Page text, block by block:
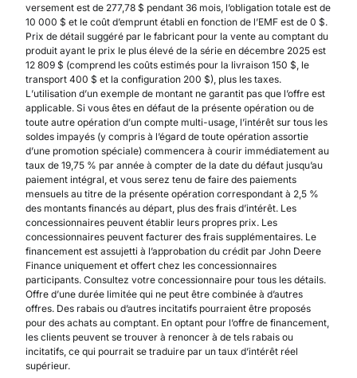
versement est de 277,78 $ pendant 36 mois, l’obligation totale est de
10 000 $ et le coût d’emprunt établi en fonction de l’EMF est de 0 $.
Prix de détail suggéré par le fabricant pour la vente au comptant du
produit ayant le prix le plus élevé de la série en décembre 2025 est
12 809 $ (comprend les coûts estimés pour la livraison 150 $, le
transport 400 $ et la configuration 200 $), plus les taxes.
L’utilisation d’un exemple de montant ne garantit pas que l’offre est
applicable. Si vous êtes en défaut de la présente opération ou de
toute autre opération d’un compte multi-usage, l’intérêt sur tous les
soldes impayés (y compris à l’égard de toute opération assortie
d’une promotion spéciale) commencera à courir immédiatement au
taux de 19,75 % par année à compter de la date du défaut jusqu’au
paiement intégral, et vous serez tenu de faire des paiements
mensuels au titre de la présente opération correspondant à 2,5 %
des montants financés au départ, plus des frais d’intérêt. Les
concessionnaires peuvent établir leurs propres prix. Les
concessionnaires peuvent facturer des frais supplémentaires. Le
financement est assujetti à l’approbation du crédit par John Deere
Finance uniquement et offert chez les concessionnaires
participants. Consultez votre concessionnaire pour tous les détails.
Offre d’une durée limitée qui ne peut être combinée à d’autres
offres. Des rabais ou d’autres incitatifs pourraient être proposés
pour des achats au comptant. En optant pour l’offre de financement,
les clients peuvent se trouver à renoncer à de tels rabais ou
incitatifs, ce qui pourrait se traduire par un taux d’intérêt réel
supérieur.